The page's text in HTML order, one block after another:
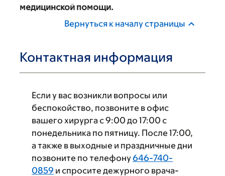
медицинской помощи.
Вернуться к началу страницы
Контактная информация
Если у вас возникли вопросы или
беспокойство, позвоните в офис
вашего хирурга с 9:00 до 17:00 с
понедельника по пятницу. После 17:00,
а также в выходные и праздничные дни
позвоните по телефону646-740-
0859 и спросите дежурного врача-